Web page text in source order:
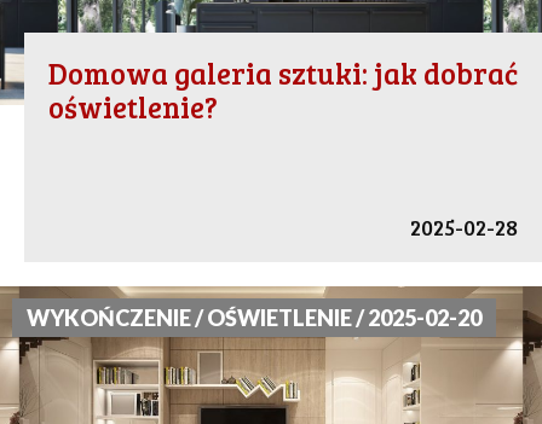
Domowa galeria sztuki: jak dobrać
oświetlenie?
2025-02-28
WYKOŃCZENIE / OŚWIETLENIE / 2025-02-20